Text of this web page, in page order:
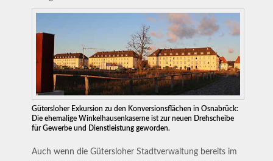
Gütersloher Exkursion zu den Konversionsflächen in Osnabrück:
Die ehemalige Winkelhausenkaserne ist zur neuen Drehscheibe
für Gewerbe und Dienstleistung geworden.
Auch wenn die Gütersloher Stadtverwaltung bereits im